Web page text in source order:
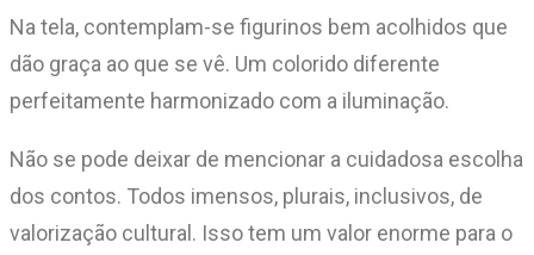
Na tela, contemplam-se figurinos bem acolhidos que
dão graça ao que se vê. Um colorido diferente
perfeitamente harmonizado com a iluminação.
Não se pode deixar de mencionar a cuidadosa escolha
dos contos. Todos imensos, plurais, inclusivos, de
valorização cultural. Isso tem um valor enorme para o